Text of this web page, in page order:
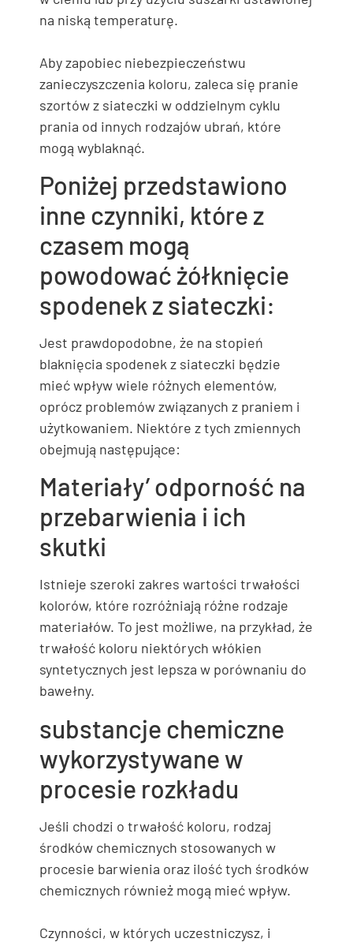
na niską temperaturę.
Aby zapobiec niebezpieczeństwu
zanieczyszczenia koloru, zaleca się pranie
szortów z siateczki w oddzielnym cyklu
prania od innych rodzajów ubrań, które
mogą wyblaknąć.
Poniżej przedstawiono
inne czynniki, które z
czasem mogą
powodować żółknięcie
spodenek z siateczki:
Jest prawdopodobne, że na stopień
blaknięcia spodenek z siateczki będzie
mieć wpływ wiele różnych elementów,
oprócz problemów związanych z praniem i
użytkowaniem. Niektóre z tych zmiennych
obejmują następujące:
Materiały’ odporność na
przebarwienia i ich
skutki
Istnieje szeroki zakres wartości trwałości
kolorów, które rozróżniają różne rodzaje
materiałów. To jest możliwe, na przykład, że
trwałość koloru niektórych włókien
syntetycznych jest lepsza w porównaniu do
bawełny.
substancje chemiczne
wykorzystywane w
procesie rozkładu
Jeśli chodzi o trwałość koloru, rodzaj
środków chemicznych stosowanych w
procesie barwienia oraz ilość tych środków
chemicznych również mogą mieć wpływ.
Czynności, w których uczestniczysz, i